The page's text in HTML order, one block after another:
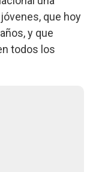
que hoy
y que
todos los